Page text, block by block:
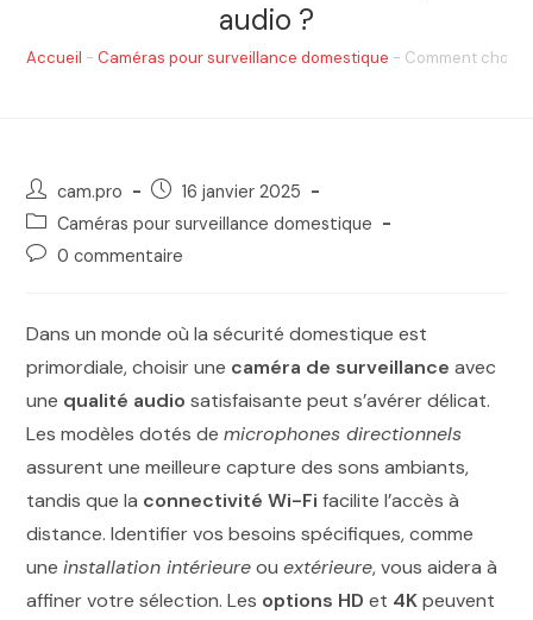
audio ?
Accueil - Caméras pour surveillance domestique - Comment
cam.pro
16 janvier 2025
Caméras pour surveillance domestique
0 commentaire
Dans un monde où la sécurité domestique est
primordiale, choisir une caméra de surveillance avec
une qualité audio satisfaisante peut s’avérer délicat.
Les modèles dotés demicrophones directionnels
assurent une meilleure capture des sons ambiants,
tandis que la connectivité Wi-Fi facilite l’accès à
distance. Identifier vos besoins spécifiques, comme
uneinstallation intérieureouextérieure, vous aidera à
affiner votre sélection. Les options HD et 4Kpeuvent